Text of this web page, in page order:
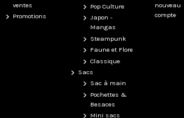
ventes
Promotions
Pop Culture
Japon -
Mangas
Steampunk
Faune et Flore
Classique
Sacs
Sac à main
Pochettes &
Besaces
Mini sacs
nouveau
compte